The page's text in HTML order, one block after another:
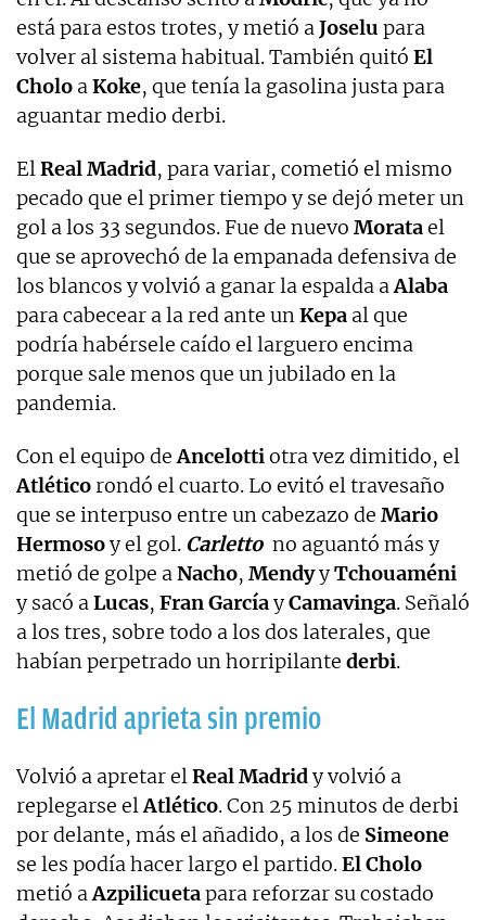
está para estos trotes, y metió aJoselu para
volver al sistema habitual. También quitó El
Cholo aKoke, que tenía la gasolina justa para
aguantar medio derbi.
ElReal Madrid, para variar, cometió el mismo
pecado que el primer tiempo y se dejó meter un
gol a los 33 segundos. Fue de nuevo Moratael
que se aprovechó de la empanada defensiva de
los blancos y volvió a ganar la espalda aAlaba
para cabecear a la red ante unKepa al que
podría habérsele caído el larguero encima
porque sale menos que un jubilado en la
pandemia.
Con el equipo deAncelottiotra vez dimitido, el
Atléticorondó el cuarto. Lo evitó el travesaño
que se interpuso entre un cabezazo de Mario
Hermosoy el gol. Carletto no aguantó más y
metió de golpe aNacho, MendyyTchouaméni
y sacó aLucas, Fran GarcíayCamavinga. Señaló
a los tres, sobre todo a los dos laterales, que
habían perpetrado un horripilante derbi.
El Madrid aprieta sin premio
Volvió a apretar elReal Madridy volvió a
replegarse elAtlético. Con 25 minutos de derbi
por delante, más el añadido, a los de Simeone
se les podía hacer largo el partido.El Cholo
metió aAzpilicuetapara reforzar su costado